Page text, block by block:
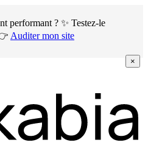
performant ? ✨ Testez-le
Auditer mon site
×